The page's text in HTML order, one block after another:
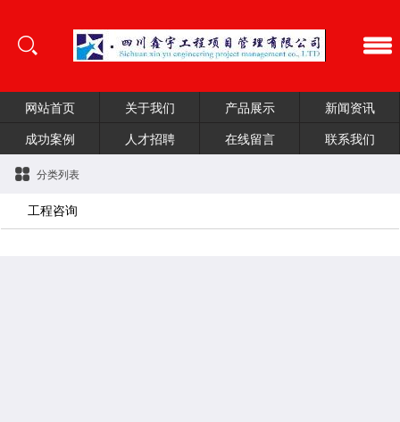
网站首页 关于我们 产品展示
新闻资讯
成功案例
人才招聘 在线留言 联系我们
分类列表
工程咨询